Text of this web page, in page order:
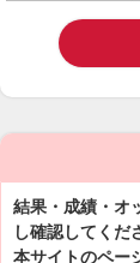
結果・成績・オ
し確認してくだ
本サイトのペー